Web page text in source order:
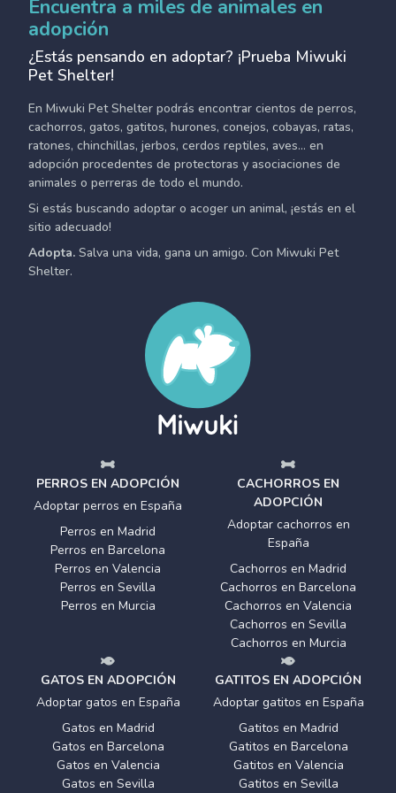
Encuentra a miles de animales en
adopción
¿Estás pensando en adoptar? ¡Prueba Miwuki
Pet Shelter!
En Miwuki Pet Shelter podrás encontrar cientos de perros,
cachorros, gatos, gatitos, hurones, conejos, cobayas, ratas,
ratones, chinchillas, jerbos, cerdos reptiles, aves... en
adopción procedentes de protectoras y asociaciones de
animales o perreras de todo el mundo.
Si estás buscando adoptar o acoger un animal, ¡estás en el
sitio adecuado!
Adopta. Salva una vida, gana un amigo. Con Miwuki Pet
Shelter.
PERROS EN ADOPCIÓN
Adoptar perros en España
Perros en Madrid
Perros en Barcelona
Perros en Valencia
Perros en Sevilla
Perros en Murcia
CACHORROS EN
ADOPCIÓN
Adoptar cachorros en
España
Cachorros en Madrid
Cachorros en Barcelona
Cachorros en Valencia
Cachorros en Sevilla
Cachorros en Murcia
GATOS EN ADOPCIÓN
Adoptar gatos en España
Gatos en Madrid
Gatos en Barcelona
Gatos en Valencia
Gatos en Sevilla
GATITOS EN ADOPCIÓN
Adoptar gatitos en España
Gatitos en Madrid
Gatitos en Barcelona
Gatitos en Valencia
Gatitos en Sevilla